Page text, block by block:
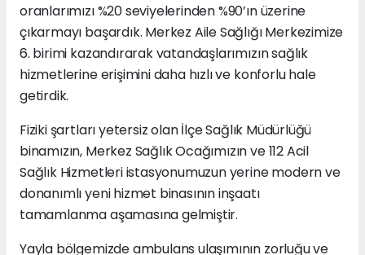
oranlarımızı %20 seviyelerinden %90’ın üzerine
çıkarmayı başardık. Merkez Aile Sağlığı Merkezimize
6. birimi kazandırarak vatandaşlarımızın sağlık
hizmetlerine erişimini daha hızlı ve konforlu hale
getirdik.
Fiziki şartları yetersiz olan İlçe Sağlık Müdürlüğü
binamızın, Merkez Sağlık Ocağımızın ve 112 Acil
Sağlık Hizmetleri istasyonumuzun yerine modern ve
donanımlı yeni hizmet binasının inşaatı
tamamlanma aşamasına gelmiştir.
Yayla bölgemizde ambulans ulaşımının zorluğu ve